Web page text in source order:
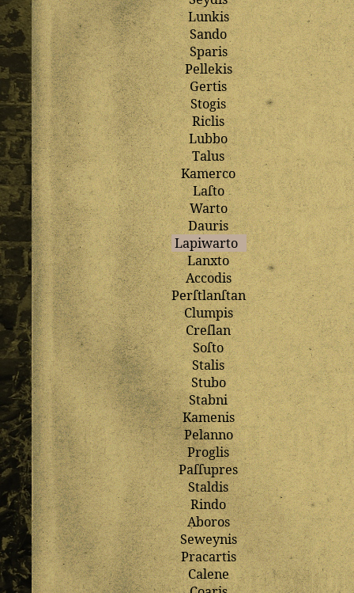
Lunkis
Sando
Sparis
Pellekis
Gertis
Stogis
Riclis
Lubbo
Talus
Kamerco
Laſto
Warto
Dauris
Lapiwarto
Lanxto
Accodis
Perſtlanſtan
Clumpis
Creſlan
Soſto
Stalis
Stubo
Stabni
Kamenis
Pelanno
Proglis
Paſſupres
Staldis
Rindo
Aboros
Seweynis
Pracartis
Calene